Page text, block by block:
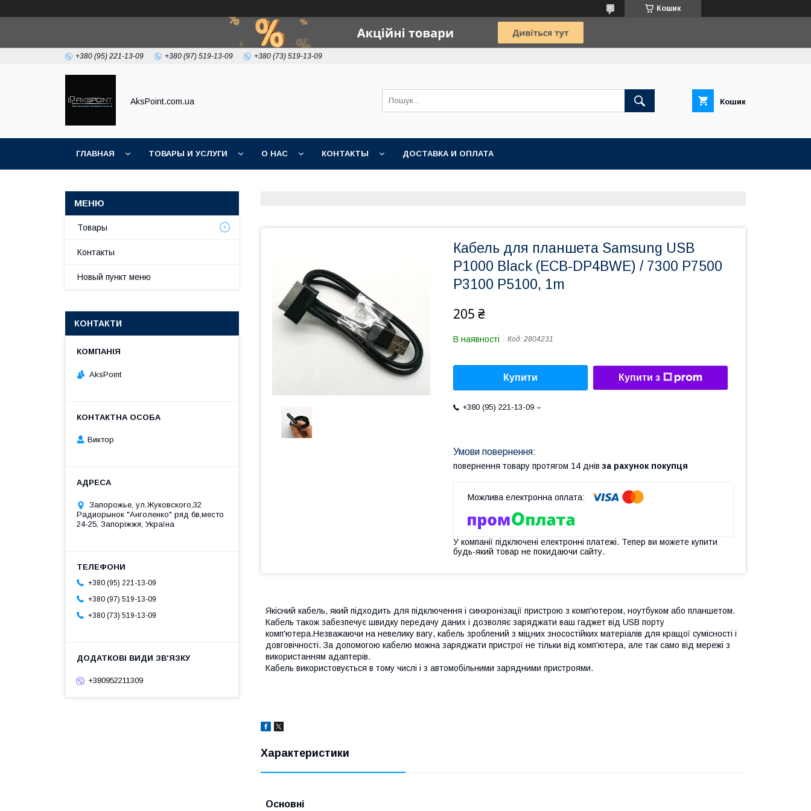
Кошик
+380 (95) 221-13-09 +380 (97) 519-13-09 +380 (73) 519-13-09
AksPoint.com.ua Кошик
ГЛАВНАЯ ТОВАРЫ И УСЛУГИ О НАС КОНТАКТЫ ДОСТАВКА И ОПЛАТА
Кабель для планшета Samsung USB
P1000 Black (ECB-DP4BWE) / 7300 P7500
P3100 P5100, 1m
205 ₴
В наявності Код: 2804231
Купити Купити з
+380 (95) 221-13-09
повернення товару протягом 14 днів за рахунок покупця
У компанії підключені електронні платежі. Тепер ви можете купити
будь-який товар не покидаючи сайту.
Якісний кабель, який підходить для підключення і синхронізації пристрою з комп'ютером, ноутбуком або планшетом.
Кабель також забезпечує швидку передачу даних і дозволяє заряджати ваш гаджет від USB порту
комп'ютера.Незважаючи на невелику вагу, кабель зроблений з міцних зносостійких матеріалів для кращої сумісності і
довговічності. За допомогою кабелю можна заряджати пристрої не тільки від комп'ютера, але так само від мережі з
використанням адаптерів.
Кабель використовується в тому числі і з автомобільними зарядними пристроями.
Характеристики
Основні
Товары
Контакты
Новый пункт меню
КОНТАКТИ
AksPoint
Виктор
Запорожье, ул.Жуковского,32
Радиорынок "Анголенко" ряд 6в,место
24-25, Запоріжжя, Україна
+380 (95) 221-13-09
+380 (97) 519-13-09
+380 (73) 519-13-09
+380952211309